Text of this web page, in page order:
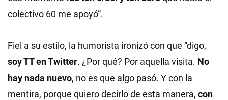
colectivo 60 me apoyó”.
Fiel a su estilo, la humorista ironizó con que “digo,
soy TT en Twitter. ¿Por qué? Por aquella visita. No
hay nada nuevo, no es que algo pasó. Y con la
mentira, porque quiero decirlo de esta manera, con